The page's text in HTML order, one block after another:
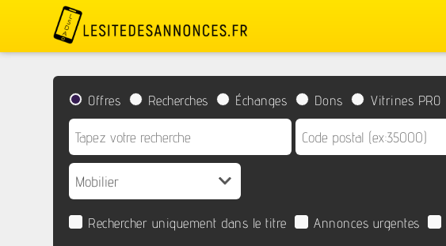
Offres Recherches Échanges Dons Vitrines PRO
Rechercher uniquement dans le titre Annonces urgentes